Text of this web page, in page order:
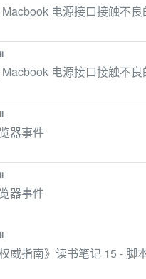
电源接口接触不
电源接口接触不
器事件
器事件
威指南》读书笔记 15 - 脚